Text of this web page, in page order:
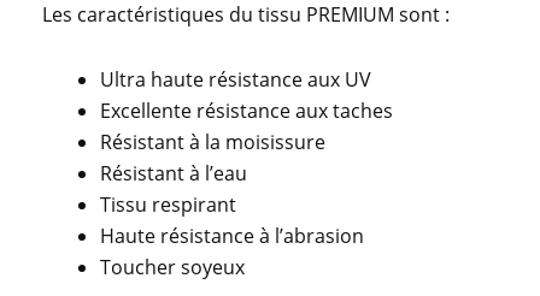
Les caractéristiques du tissu PREMIUM sont :
Ultra haute résistance aux UV
Excellente résistance aux taches
Résistant à la moisissure
Résistant à l’eau
Tissu respirant
Haute résistance à l’abrasion
Toucher soyeux